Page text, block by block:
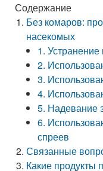
Содержание
Без комаров:
насекомых
1.
2.
3.
4.
5. Надевание
6.
спреев
Связанные
Какие продукты